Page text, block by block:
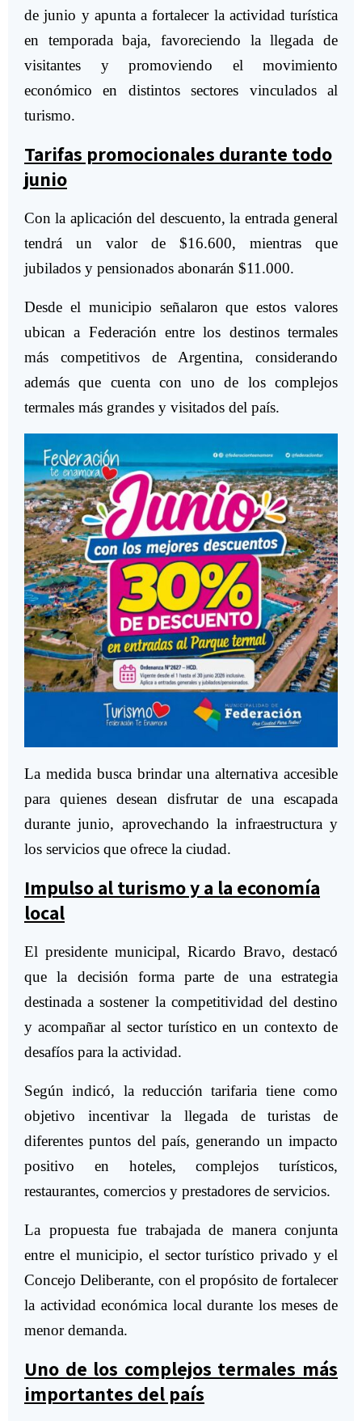
de junio y apunta a fortalecer la actividad turística
en temporada baja, favoreciendo la llegada de
visitantes y promoviendo el movimiento
económico en distintos sectores vinculados al
turismo.
Tarifas promocionales durante todo
junio
Con la aplicación del descuento, la entrada general
tendrá un valor de $16.600, mientras que
jubilados y pensionados abonarán $11.000.
Desde el municipio señalaron que estos valores
ubican a Federación entre los destinos termales
más competitivos de Argentina, considerando
además que cuenta con uno de los complejos
termales más grandes y visitados del país.
La medida busca brindar una alternativa accesible
para quienes desean disfrutar de una escapada
durante junio, aprovechando la infraestructura y
los servicios que ofrece la ciudad.
Impulso al turismo y a la economía
local
El presidente municipal, Ricardo Bravo, destacó
que la decisión forma parte de una estrategia
destinada a sostener la competitividad del destino
y acompañar al sector turístico en un contexto de
desafíos para la actividad.
Según indicó, la reducción tarifaria tiene como
objetivo incentivar la llegada de turistas de
diferentes puntos del país, generando un impacto
positivo en hoteles, complejos turísticos,
restaurantes, comercios y prestadores de servicios.
La propuesta fue trabajada de manera conjunta
entre el municipio, el sector turístico privado y el
Concejo Deliberante, con el propósito de fortalecer
la actividad económica local durante los meses de
menor demanda.
Uno de los complejos termales más
importantes del país